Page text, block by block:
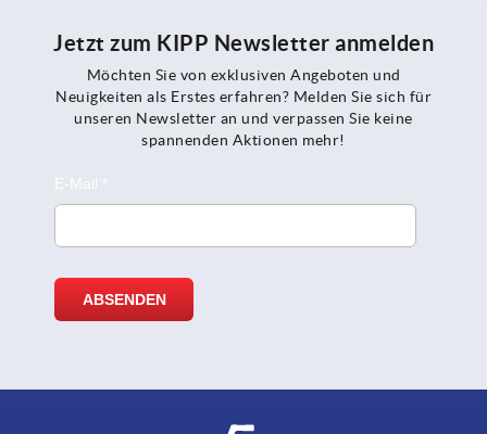
Jetzt zum KIPP Newsletter anmelden
Möchten Sie von exklusiven Angeboten und
Neuigkeiten als Erstes erfahren? Melden Sie sich für
unseren Newsletter an und verpassen Sie keine
spannenden Aktionen mehr!